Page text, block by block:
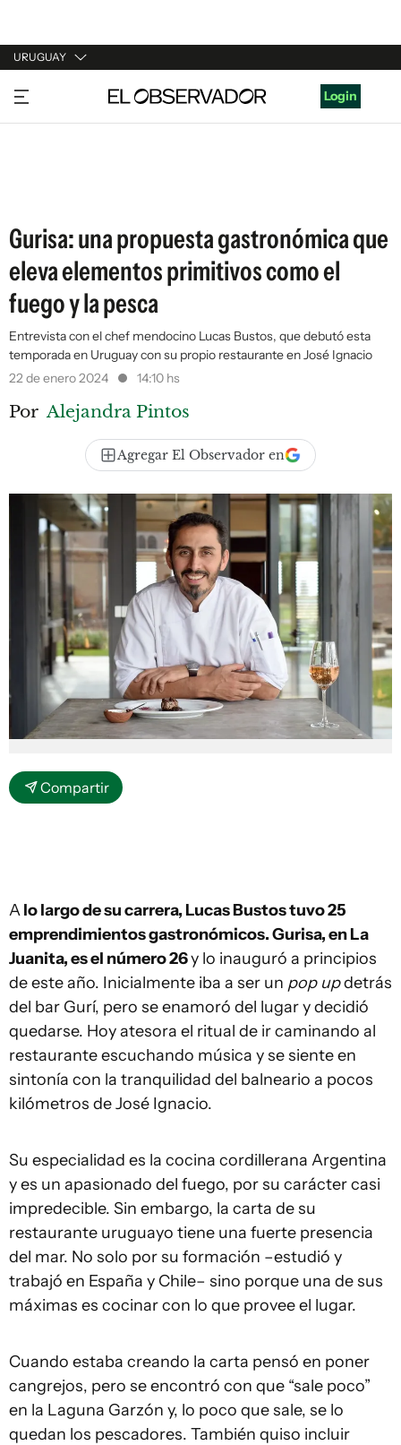
URUGUAY
URUGUAY
ARGENTINA
Login
Gurisa: una propuesta gastronómica que
eleva elementos primitivos como el
fuego y la pesca
Entrevista con el chef mendocino Lucas Bustos, que debutó esta
temporada en Uruguay con su propio restaurante en José Ignacio
22 de enero 2024
14:10 hs
Por Alejandra Pintos
Agregar El Observador en
Compartir
Alo largo de su carrera, Lucas Bustos tuvo 25
emprendimientos gastronómicos. Gurisa, en La
Juanita, es el número 26y lo inauguró a principios
de este año. Inicialmente iba a ser un pop updetrás
del bar Gurí, pero se enamoró del lugar y decidió
quedarse. Hoy atesora el ritual de ir caminando al
restaurante escuchando música y se siente en
sintonía con la tranquilidad del balneario a pocos
kilómetros de José Ignacio.
Su especialidad es la cocina cordillerana Argentina
y es un apasionado del fuego, por su carácter casi
impredecible. Sin embargo, la carta de su
restaurante uruguayo tiene una fuerte presencia
del mar. No solo por su formación –estudió y
trabajó en España y Chile– sino porque una de sus
máximas es cocinar con lo que provee el lugar.
Cuando estaba creando la carta pensó en poner
cangrejos, pero se encontró con que “sale poco”
en la Laguna Garzón y, lo poco que sale, se lo
quedan los pescadores. También quiso incluir